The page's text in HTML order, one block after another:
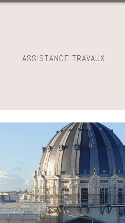
ASSISTANCE TRAVAUX